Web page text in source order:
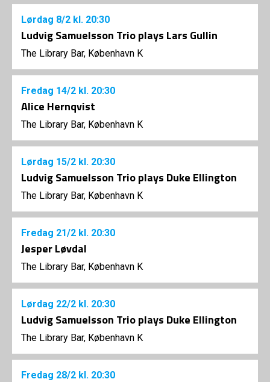
Lørdag 8/2 kl. 20:30
Ludvig Samuelsson Trio plays Lars Gullin
The Library Bar, København K
Fredag 14/2 kl. 20:30
Alice Hernqvist
The Library Bar, København K
Lørdag 15/2 kl. 20:30
Ludvig Samuelsson Trio plays Duke Ellington
The Library Bar, København K
Fredag 21/2 kl. 20:30
Jesper Løvdal
The Library Bar, København K
Lørdag 22/2 kl. 20:30
Ludvig Samuelsson Trio plays Duke Ellington
The Library Bar, København K
Fredag 28/2 kl. 20:30